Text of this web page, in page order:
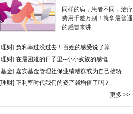
同样的病，患者不同，治疗
费用千差万别！就拿最普通
的感冒来讲……
[理财] 负利率过没过去！百姓的感受说了算
[理财] 在最困难的日子里--小小蚁族的感慨
[基金] 嘉实基金管理社保业绩糟糕或为自己抬轿
[理财] 正利率时代我们的资产就增值了吗？
更多 >>